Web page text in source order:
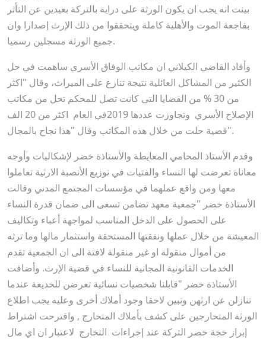
بينت انه يجب ان يكون الورثة على دراية بالتركة بعيدين عن التأثر
بفاجعة الموت والأهلية كاملة ويتحققوا من ذلك الإرث إصدارا وان
جميع الورثة مسجلين رسميا.
وأفاد القاضي الكيلاني ان مكاتب الوفاق الأسري ساهمت في حل
الكثير من المشاكل العائلية نتيجة تنازع على الميراث، وقال "اكثر
من 30 % من القضايا التي كانت تصل للمحكم تحل من مكاتب
الإصلاح الأسري وتجاوزت عددها 2019في العام اكثر من 20 الف
قضية حلت من خلال هذه المكاتب وقال "هذا نجاح بالمجال".
وقدم الأستاذ المحامي المعايطة والأستاذة خضر لإشكاليات وأوجه
معاناة تعرضت لها النساء والفتيات في توزيع الأنصبة الارثية تعاملوا
معها ومن واقع عملهما في مؤسسات المجتمع المدني وقالت
الأستاذة خضر "جمعية معهد تضامن تسعى الى ضمان قدرة النساء
على الحصول على الدخل المناسب لمواجهة أعباء وتكاليف
المعيشة من خلال عملها ونفقتها المستحقة واستثمار مالها وما ترثه
من أموال منقولة او غير منقولة لافتة الى ان الجمعية تقدم
الخدمات القانونية المجانية للنساء في قضية الإرث. وأضافت
الأستاذة خضر "قابلنا شخصيات نسائية تعرضن للخديعة عندما
تنازلن عن ارثهن وتبين لاحقا وجود أملاك أخرى وعليه يجب اطلاع
الورثة المتخارجين على كشف بأملاك المتخارج , واقترحت اشتراط
إبراز حجة حصر التركة عند إجراءات التخارج لاعتبار ان اي مال